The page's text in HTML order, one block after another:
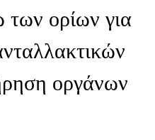
των ορίων για
οργάνων